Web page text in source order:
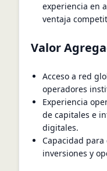
experiencia en
ventaja
Valor
Acceso a red
operadores
Experiencia
de capitales e
digitales.
Capacidad para
inversiones y